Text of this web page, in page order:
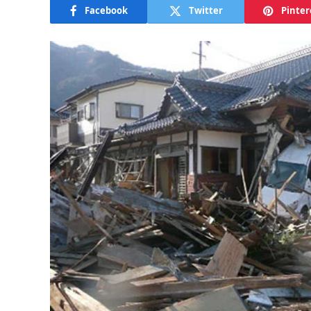
Facebook Twitter